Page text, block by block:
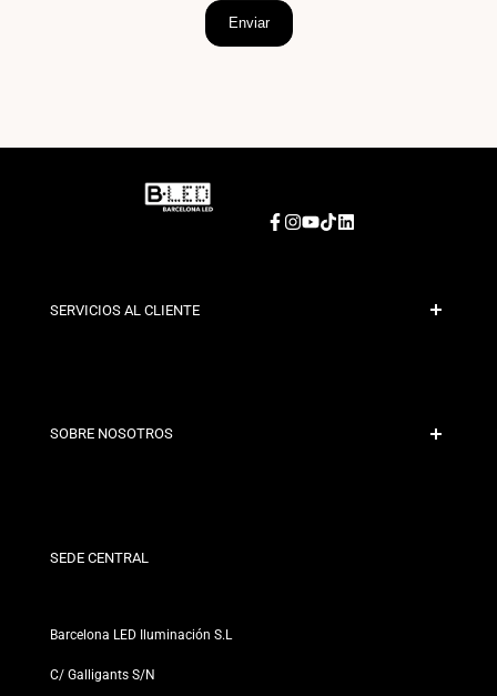
Enviar
Facebook
Instagram
YouTube
TikTokLinkedIn
SERVICIOS AL CLIENTE
Contacto
SOBRE NOSOTROS
Nuestras Tiendas
SEDE CENTRAL
Barcelona LED Iluminación S.L
C/ Galligants S/N